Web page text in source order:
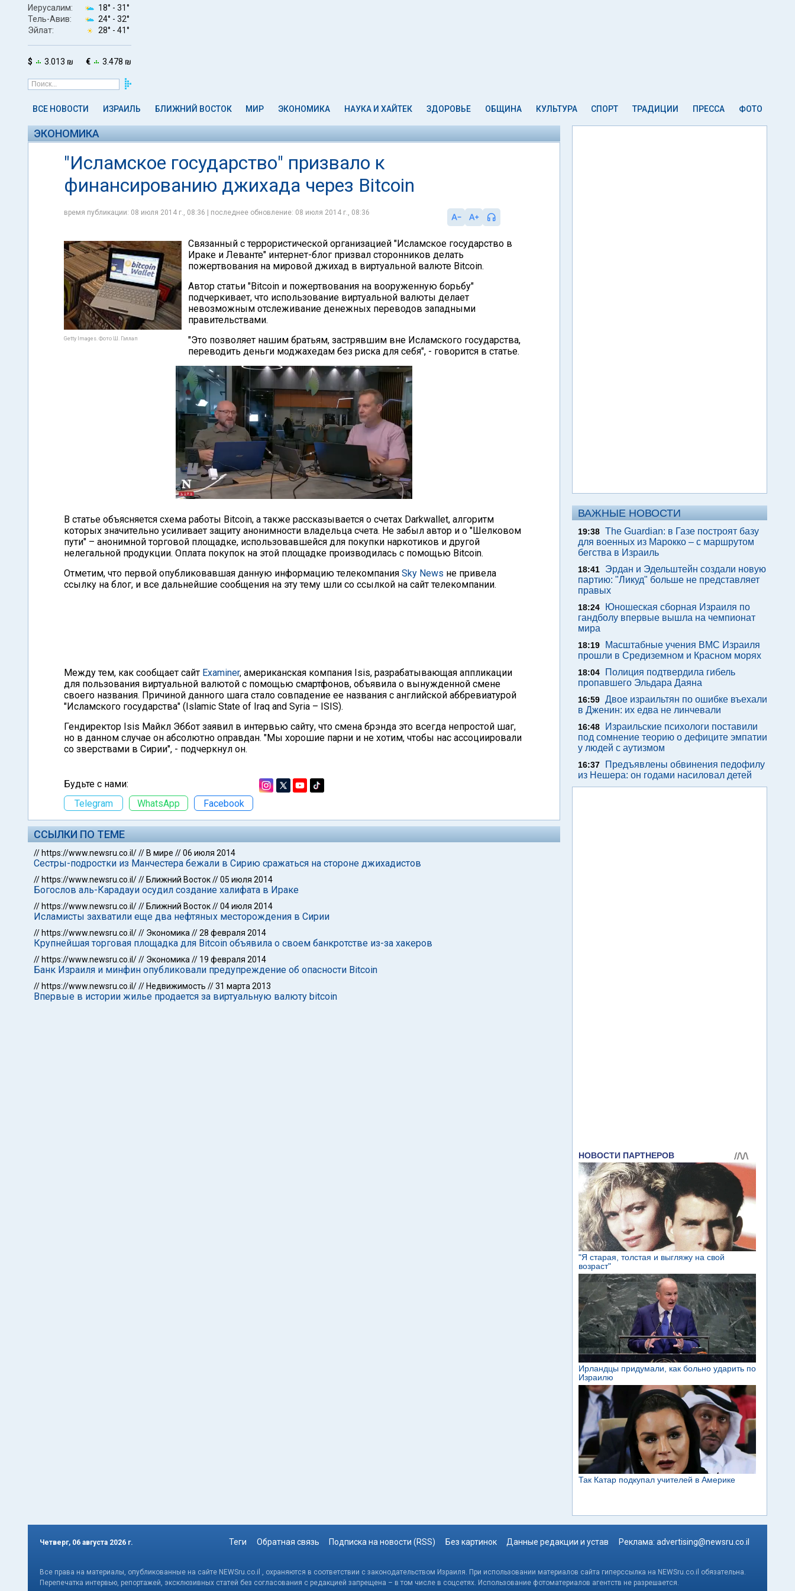
Иерусалим: 18° - 31°
Тель-Авив:
24° - 32°
Эйлат:
28° - 41°
$ 3.013 ₪ € 3.478 ₪
ВСЕ НОВОСТИ ИЗРАИЛЬ БЛИЖНИЙ ВОСТОК МИР ЭКОНОМИКА НАУКА И ХАЙТЕК ЗДОРОВЬЕ ОБЩИНА КУЛЬТУРА СПОРТ ТРАДИЦИИ ПРЕССА ФОТО
ЭКОНОМИКА
"Исламское государство" призвало к
финансированию джихада через Bitcoin
время публикации: 08 июля 2014 г., 08:36 | последнее обновление: 08 июля 2014 г., 08:36
Getty Images. Фото Ш. Гэллап
Cвязанный с террористической организацией "Исламское государство в
Ираке и Леванте" интернет-блог призвал сторонников делать
пожертвования на мировой джихад в виртуальной валюте Bitcoin.
Автор статьи "Bitcoin и пожертвования на вооруженную борьбу"
подчеркивает, что использование виртуальной валюты делает
невозможным отслеживание денежных переводов западными
правительствами.
"Это позволяет нашим братьям, застрявшим вне Исламского государства,
переводить деньги моджахедам без риска для себя", - говорится в статье.
В статье объясняется схема работы Bitcoin, а также рассказывается о счетах Darkwallet, алгоритм
которых значительно усиливает защиту анонимности владельца счета. Не забыл автор и о "Шелковом
пути" – анонимной торговой площадке, использовавшейся для покупки наркотиков и другой
нелегальной продукции. Оплата покупок на этой площадке производилась с помощью Bitcoin.
Отметим, что первой опубликовавшая данную информацию телекомпания Sky News не привела
ссылку на блог, и все дальнейшие сообщения на эту тему шли со ссылкой на сайт телекомпании.
Между тем, как сообщает сайт Examiner, американская компания Isis, разрабатывающая аппликации
для пользования виртуальной валютой с помощью смартфонов, объявила о вынужденной смене
своего названия. Причиной данного шага стало совпадение ее названия с английской аббревиатурой
"Исламского государства" (Islamic State of Iraq and Syria – ISIS).
Гендиректор Isis Майкл Эббот заявил в интервью сайту, что смена брэнда это всегда непростой шаг,
но в данном случае он абсолютно оправдан. "Мы хорошие парни и не хотим, чтобы нас ассоциировали
со зверствами в Сирии", - подчеркнул он.
Будьте с нами:
Telegram
WhatsApp Facebook
ССЫЛКИ ПО ТЕМЕ
// https://www.newsru.co.il/// В мире //06 июля 2014
Сестры-подростки из Манчестера бежали в Сирию сражаться на стороне джихадистов
// https://www.newsru.co.il/// Ближний Восток//05 июля 2014
Богослов аль-Карадауи осудил создание халифата в Ираке
// https://www.newsru.co.il/// Ближний Восток//04 июля 2014
Исламисты захватили еще два нефтяных месторождения в Сирии
// https://www.newsru.co.il/// Экономика //28 февраля 2014
Крупнейшая торговая площадка для Bitcoin объявила о своем банкротстве из-за хакеров
// https://www.newsru.co.il/// Экономика // 19 февраля 2014
Банк Израиля и минфин опубликовали предупреждение об опасности Bitcoin
// https://www.newsru.co.il/// Недвижимость //31 марта 2013
Впервые в истории жилье продается за виртуальную валюту bitcoin
ВАЖНЫЕ НОВОСТИ
19:38 The Guardian: в Газе построят базу
для военных из Марокко – с маршрутом
бегства в Израиль
18:41
Эрдан и Эдельштейн создали новую
партию: "Ликуд" больше не представляет
правых
18:24
Юношеская сборная Израиля по
гандболу впервые вышла на чемпионат
мира
18:19
Масштабные учения ВМС Израиля
прошли в Средиземном и Красном морях
18:04
Полиция подтвердила гибель
пропавшего Эльдара Даяна
16:59 Двое израильтян по ошибке въехали
в Дженин: их едва не линчевали
16:48
Израильские психологи поставили
под сомнение теорию о дефиците эмпатии
у людей с аутизмом
16:37
Предъявлены обвинения педофилу
из Нешера: он годами насиловал детей
Четверг, 06 августа 2026 г. Теги Обратная связь Подписка на новости (RSS) Без картинок Данные редакции и устав Реклама: advertising@newsru.co.il
Все права на материалы, опубликованные на сайте NEWSru.co.il , охраняются в соответствии с законодательством Израиля. При использовании материалов сайта гиперссылка на NEWSru.co.il обязательна.
Перепечатка интервью, репортажей, эксклюзивных статей без согласования с редакцией запрещена – в том числе в соцсетях. Использование фотоматериалов агентств не разрешается.